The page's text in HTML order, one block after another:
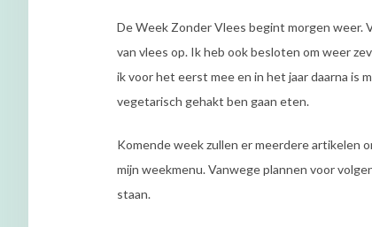
De Week Zonder Vlees begint morgen
van vlees op. Ik heb ook besloten om weer
ik voor het eerst mee en in het jaar daarna is
vegetarisch gehakt ben gaan eten.
Komende week zullen er meerdere artikelen
mijn weekmenu. Vanwege plannen voor
staan.